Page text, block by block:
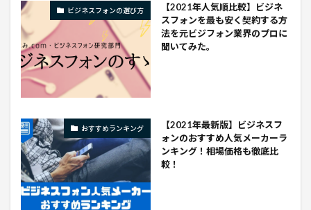
ビジネスフォンの選び方
【2021年人気順比較】ビジネ
スフォンを最も安く契約する方
法を元ビジフォン業界のプロに
聞いてみた。
おすすめランキング
【2021年最新版】ビジネスフ
ォンのおすすめ人気メーカーラ
ンキング！相場価格も徹底比
較！